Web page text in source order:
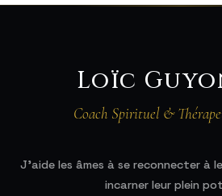
Loïc
Coach Spirituel &
J'aide les âmes à se reconnecter à
incarner leur plein